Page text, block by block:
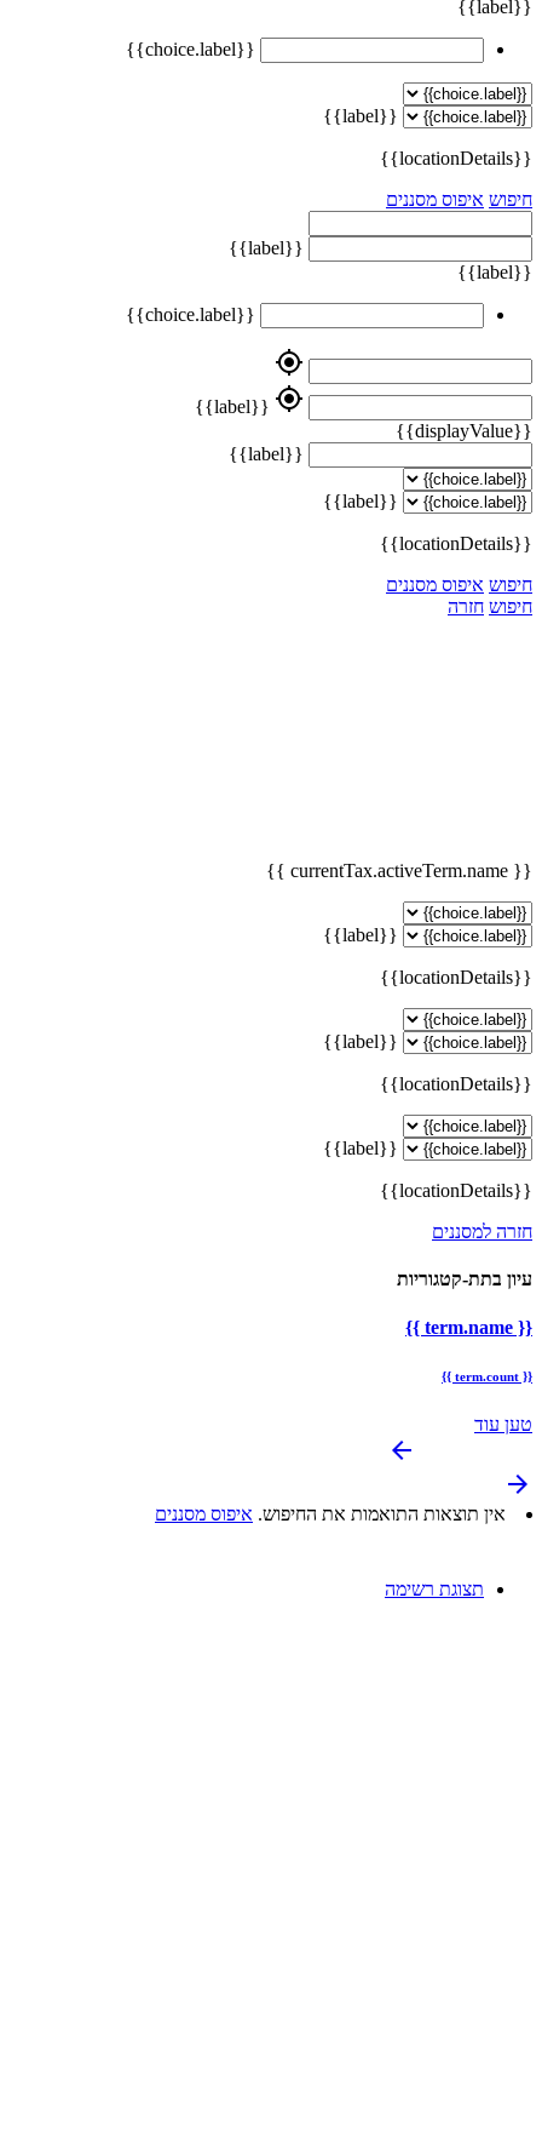
{{label}}
{{choice.label}}
{{label}}
{{locationDetails}}
חיפוש איפוס מסננים
{{label}}
{{label}}
{{choice.label}}
my_location
my_location
{{label}}
{{displayValue}}
{{label}}
{{label}}
{{locationDetails}}
חיפוש איפוס מסננים
חיפוש חזרה
{{ currentTax.activeTerm.name }}
{{label}}
{{locationDetails}}
{{label}}
{{locationDetails}}
{{label}}
{{locationDetails}}
חזרה למסננים
עיון בתת-קטגוריות
{{ term.name }}
{{ term.count }}
טען עוד
arrow_backward
arrow_forward
אין תוצאות התואמות את החיפוש. איפוס מסננים
תצוגת רשימה